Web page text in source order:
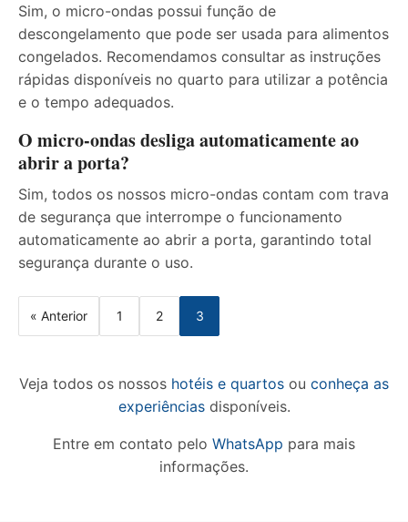
Sim, o micro-ondas possui função de
descongelamento que pode ser usada para alimentos
congelados. Recomendamos consultar as instruções
rápidas disponíveis no quarto para utilizar a potência
e o tempo adequados.
O micro-ondas desliga automaticamente ao
abrir a porta?
Sim, todos os nossos micro-ondas contam com trava
de segurança que interrompe o funcionamento
automaticamente ao abrir a porta, garantindo total
segurança durante o uso.
« Anterior 1 2 3
Veja todos os nossos hotéis e quartos ou conheça as
experiênciasdisponíveis.
Entre em contato pelo WhatsApp para mais
informações.